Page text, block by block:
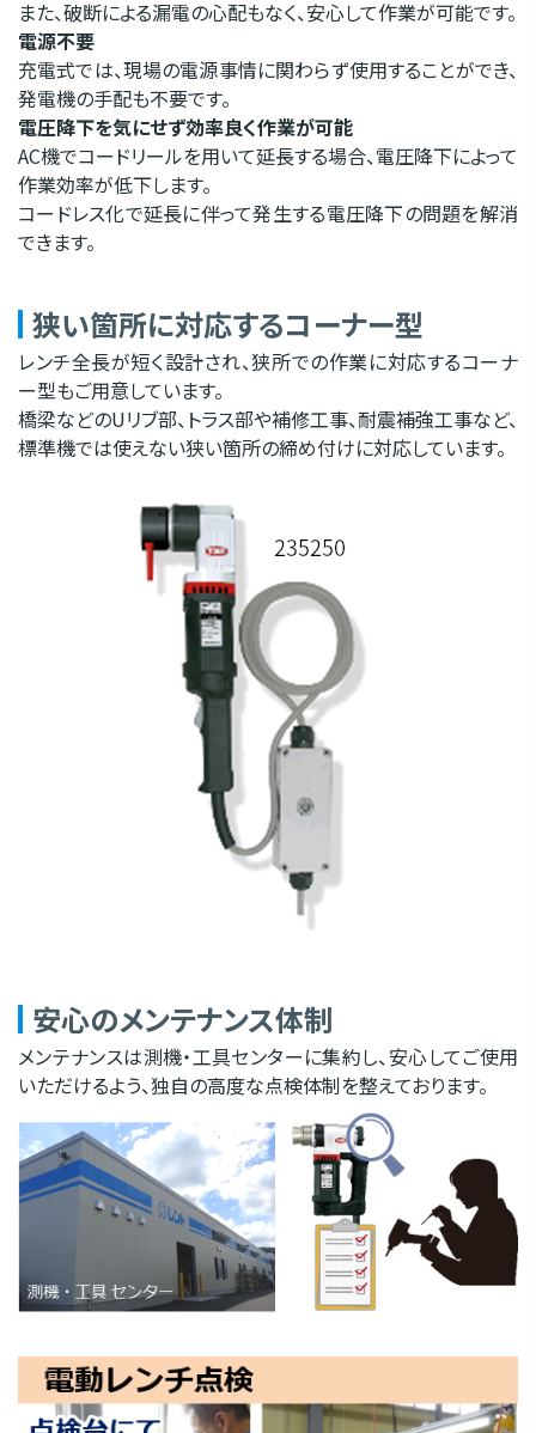
また、破断による漏電の心配もなく、安心して作業が可能です。
電源不要
充電式では、現場の電源事情に関わらず使用することができ、
発電機の手配も不要です。
電圧降下を気にせず効率良く作業が可能
AC機でコードリールを用いて延長する場合、電圧降下によって
作業効率が低下します。
コードレス化で延長に伴って発生する電圧降下の問題を解消
できます。
狭い箇所に対応するコーナー型
レンチ全長が短く設計され、狭所での作業に対応するコーナ
ー型もご用意しています。
橋梁などのUリブ部、トラス部や補修工事、耐震補強工事など、
標準機では使えない狭い箇所の締め付けに対応しています。
安心のメンテナンス体制
メンテナンスは測機・工具センターに集約し、安心してご使用
いただけるよう、独自の高度な点検体制を整えております。